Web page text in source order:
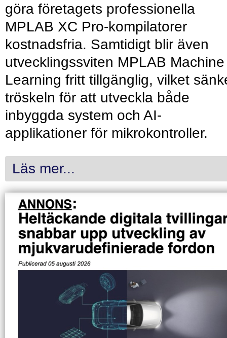
göra företagets professionella
MPLAB XC Pro-kompilatorer
kostnadsfria. Samtidigt blir även
utvecklingssviten MPLAB Machine
Learning fritt tillgänglig, vilket
tröskeln för att utveckla både
inbyggda system och AI-
applikationer för mikrokontroller.
Läs mer...